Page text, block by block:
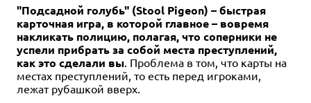
"Подсадной голубь" (Stool Pigeon) – быстрая
карточная игра, в которой главное – вовремя
накликать полицию, полагая, что соперники не
успели прибрать за собой места преступлений,
как это сделали вы. Проблема в том, что карты на
местах преступлений, то есть перед игроками,
лежат рубашкой вверх.